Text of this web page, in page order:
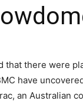
that there were
have
an Australian